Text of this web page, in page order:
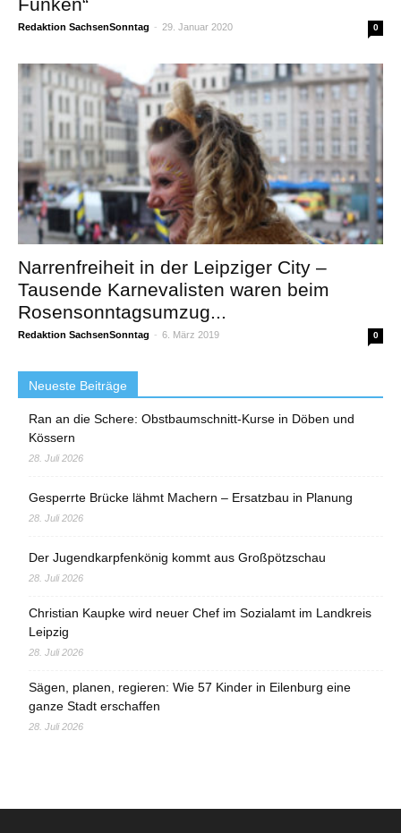
Funken“
Redaktion SachsenSonntag - 29. Januar 2020 0
Narrenfreiheit in der Leipziger City –
Tausende Karnevalisten waren beim
Rosensonntagsumzug...
Redaktion SachsenSonntag - 6. März 2019 0
Neueste Beiträge
Ran an die Schere: Obstbaumschnitt-Kurse in Döben und
Kössern
28. Juli 2026
Gesperrte Brücke lähmt Machern – Ersatzbau in Planung
28. Juli 2026
Der Jugendkarpfenkönig kommt aus Großpötzschau
28. Juli 2026
Christian Kaupke wird neuer Chef im Sozialamt im Landkreis
Leipzig
28. Juli 2026
Sägen, planen, regieren: Wie 57 Kinder in Eilenburg eine
ganze Stadt erschaffen
28. Juli 2026